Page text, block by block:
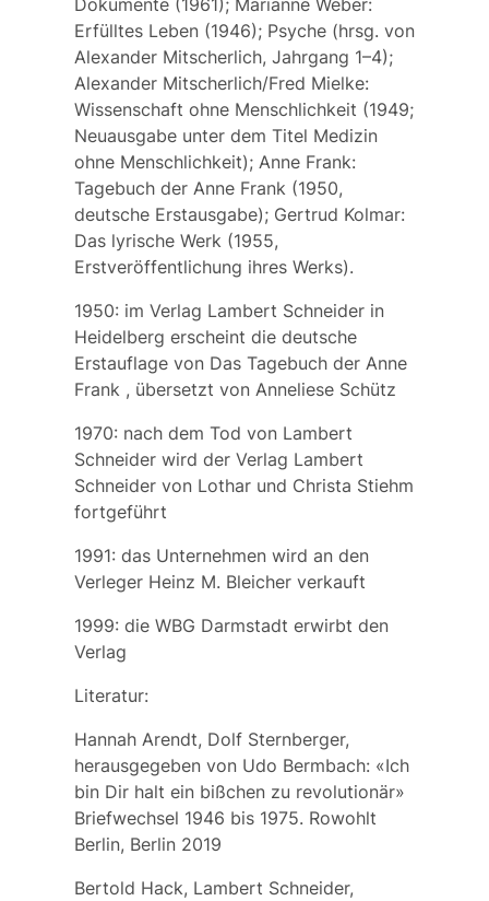
Dokumente (1961); Marianne Weber:
Erfülltes Leben (1946); Psyche (hrsg. von
Alexander Mitscherlich, Jahrgang 1–4);
Alexander Mitscherlich/Fred Mielke:
Wissenschaft ohne Menschlichkeit (1949;
Neuausgabe unter dem Titel Medizin
ohne Menschlichkeit); Anne Frank:
Tagebuch der Anne Frank (1950,
deutsche Erstausgabe); Gertrud Kolmar:
Das lyrische Werk (1955,
Erstveröffentlichung ihres Werks).
1950: im Verlag Lambert Schneider in
Heidelberg erscheint die deutsche
Erstauflage von Das Tagebuch der Anne
Frank, übersetzt von Anneliese Schütz
1970: nach dem Tod von Lambert
Schneider wird der Verlag Lambert
Schneider von Lothar und Christa Stiehm
fortgeführt
1991: das Unternehmen wird an den
Verleger Heinz M. Bleicherverkauft
1999: die WBG Darmstadt erwirbt den
Verlag
Literatur:
Hannah Arendt, Dolf Sternberger,
herausgegeben von Udo Bermbach: «Ich
bin Dir halt ein bißchen zu revolutionär»
Briefwechsel 1946 bis 1975. Rowohlt
Berlin, Berlin 2019
Bertold Hack, Lambert Schneider,